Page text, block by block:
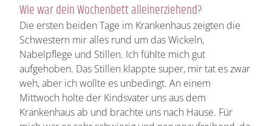
Wie war dein Wochenbett alleinerziehend?
Die ersten beiden Tage im Krankenhaus zeigten die
Schwestern mir alles rund um das Wickeln,
Nabelpflege und Stillen. Ich fühlte mich gut
aufgehoben. Das Stillen klappte super, mir tat es zwar
weh, aber ich wollte es unbedingt. An einem
Mittwoch holte der Kindsvater uns aus dem
Krankenhaus ab und brachte uns nach Hause. Für